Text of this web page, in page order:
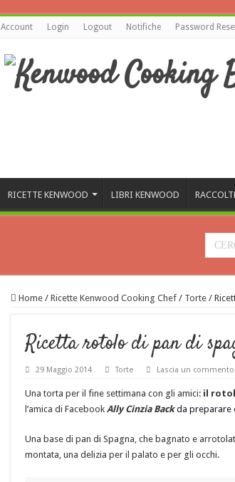
Account Login Logout Notifiche Password
RICETTE KENWOOD LIBRI KENWOOD
Home / Ricette Kenwood Cooking Chef / Torte /
Ricetta rotolo di pan di
29 Maggio 2014 Torte Lascia un commento
Una torta per il fine settimana con gli amici: il
l’amica di Facebook Ally Cinzia Back da preparare
Una base di pan di Spagna, che bagnato e
montata, una delizia per il palato e per gli occhi.